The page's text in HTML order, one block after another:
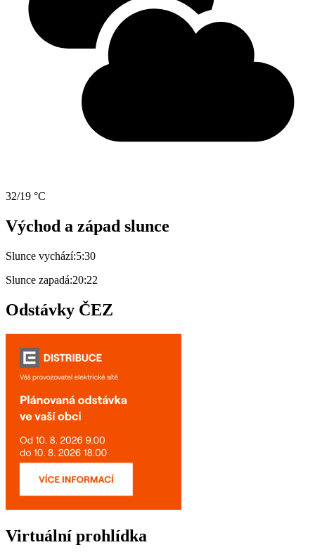
32/19 °C
Východ a západ slunce
Slunce vychází:5:30
Slunce zapadá:20:22
Odstávky ČEZ
Virtuální prohlídka